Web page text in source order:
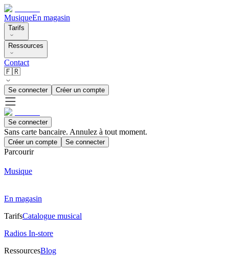
MusiqueEn magasin
Tarifs
Ressources
Contact
🇫🇷
Se connecter Créer un compte
Se connecter
Sans carte bancaire. Annulez à tout moment.
Créer un compte Se connecter
Parcourir
Musique
En magasin
TarifsCatalogue musical
Radios In-store
RessourcesBlog